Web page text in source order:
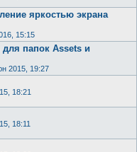
яркостью экрана
15:15
папок Assets и
2015, 19:27
18:21
18:11